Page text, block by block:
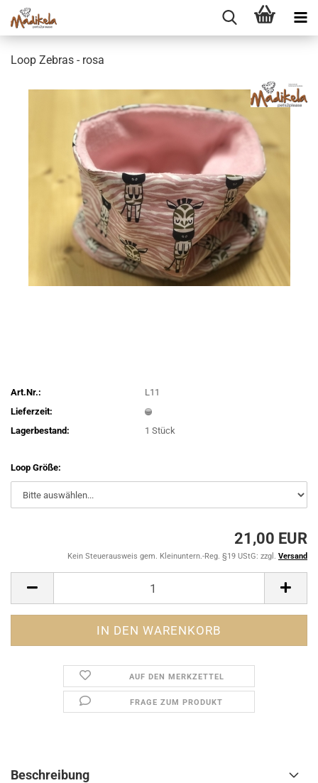
Loop Ze­bras - rosa
Art.Nr.:
L11
Lieferzeit:
Lagerbestand:
1Stück
Loop Größe:
21,00 EUR
Kein Steuerausweis gem. Kleinuntern.-Reg. §19 UStG: zzgl. Versand
AUF DEN MERKZETTEL
FRAGE ZUM PRODUKT
Beschreibung